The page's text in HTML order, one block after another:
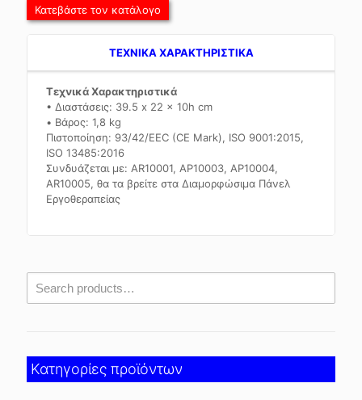
Κατεβάστε τον κατάλογο
TEXNIKA ΧΑΡΑΚΤΗΡΙΣΤΙΚΑ
Τεχνικά Χαρακτηριστικά
• Διαστάσεις: 39.5 x 22 x 10h cm
• Βάρος: 1,8 kg
Πιστοποίηση: 93/42/EEC (CE Mark), ISO 9001:2015,
ISO 13485:2016
Συνδυάζεται με: AR10001, ΑΡ10003, ΑΡ10004,
AR10005, θα τα βρείτε στα Διαμορφώσιμα Πάνελ
Εργοθεραπείας
Κατηγορίες προϊόντων